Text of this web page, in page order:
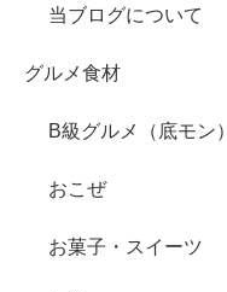
当ブログについて
グルメ食材
B級グルメ（底モン）
おこぜ
お菓子・スイーツ